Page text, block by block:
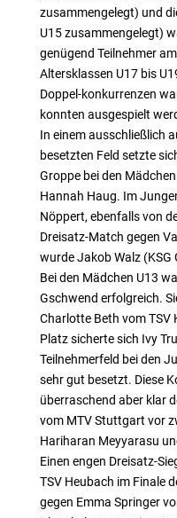
zusammengelegt) und
U15 zusammengelegt)
genügend Teilnehmer
Altersklassen U17 bis
Doppel-konkurrenzen
konnten ausgespielt
In einem ausschließlich
besetzten Feld setzte
Groppe bei den
Hannah Haug. Im
Nöppert, ebenfalls von
Dreisatz-Match gegen
wurde Jakob Walz (KSG
Bei den Mädchen U13
Gschwend erfolgreich.
Charlotte Beth vom TSV
Platz sicherte sich Ivy
Teilnehmerfeld bei den
sehr gut besetzt. Diese
überraschend aber klar
vom MTV Stuttgart vor
Hariharan Meyyarasu
Einen engen Dreisatz-
TSV Heubach im Finale
gegen Emma Springer